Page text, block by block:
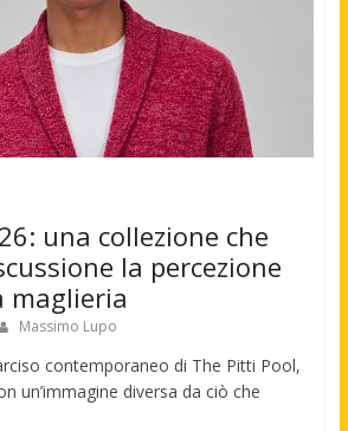
una collezione che
la percezione
maglieria
Massimo Lupo
contemporaneo di The Pitti Pool,
un’immagine diversa da ciò che